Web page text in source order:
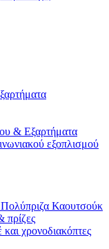
& Εξαρτήματα
εξοπλισμού
Πολύπριζα Καουτσούκ
πρίζες
χρονοδιακόπτες